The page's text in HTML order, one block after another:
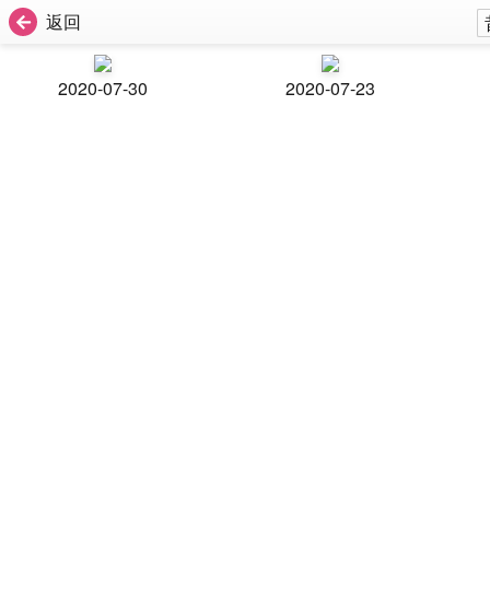
返回
2020-07-30 2020-07-23